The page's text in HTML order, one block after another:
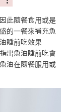
此隨餐食用或是
的一餐來補充魚
睡前吃效果
出魚油睡前吃會
油在隨餐服用或